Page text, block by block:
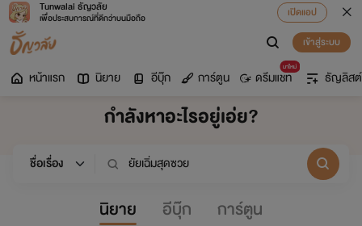
Tunwalai ธัญวลัย
เพื่อประสบการณ์ที่ดีกว่าบนมือถือ
เปิดแอป
เข้าสู่ระบบ
หน้าแรก นิยาย อีบุ๊ก การ์ตูน
มาใหม่
ดรีมแชท ธัญลิสต์
กำลังหาอะไรอยู่เอ่ย?
นิยาย อีบุ๊ก การ์ตูน